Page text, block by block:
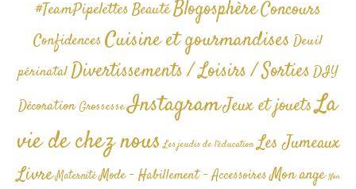
#TeamPipelettesBeautéBlogosphèreConcours
Confidences Cuisine et gourmandises Deuil
périnatalDivertissements / Loisirs / SortiesDIY
Décoration GrossesseInstagramJeux et jouetsLa
vie de chez nous Les jeudis de l'éducation Les Jumeaux
Livre Maternité Mode - Habillement - AccessoiresMon ange Non